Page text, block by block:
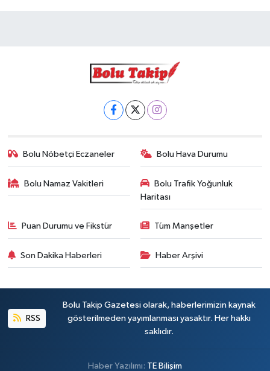
Bolu Nöbetçi Eczaneler Bolu Hava Durumu
Bolu Namaz Vakitleri
Bolu Trafik Yoğunluk
Haritası
Puan Durumu ve Fikstür Tüm Manşetler
Son Dakika Haberleri Haber Arşivi
RSS
Bolu Takip Gazetesi olarak, haberlerimizin kaynak
gösterilmeden yayımlanması yasaktır. Her hakkı
saklıdır.
Haber Yazılımı: TE Bilişim